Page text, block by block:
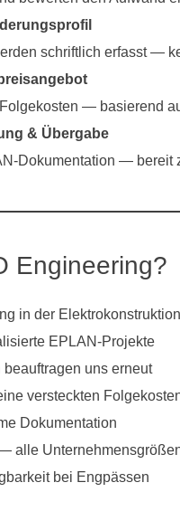
schriftlich erfasst —
— basierend
& Übergabe
Dokumentation — bereit
Engineering?
in der Elektrokonstruktion
EPLAN-Projekte
uns erneut
versteckten
Dokumentation
alle
bei Engpässen